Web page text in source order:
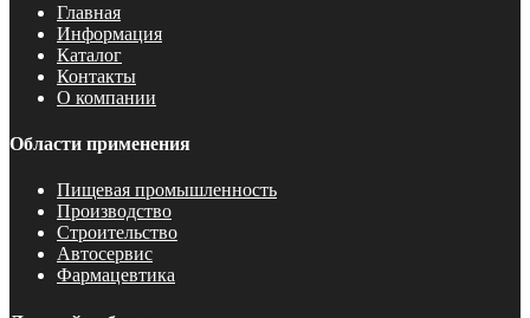
Главная
Информация
Каталог
Контакты
О компании
Области применения
Пищевая промышленность
Производство
Строительство
Автосервис
Фармацевтика